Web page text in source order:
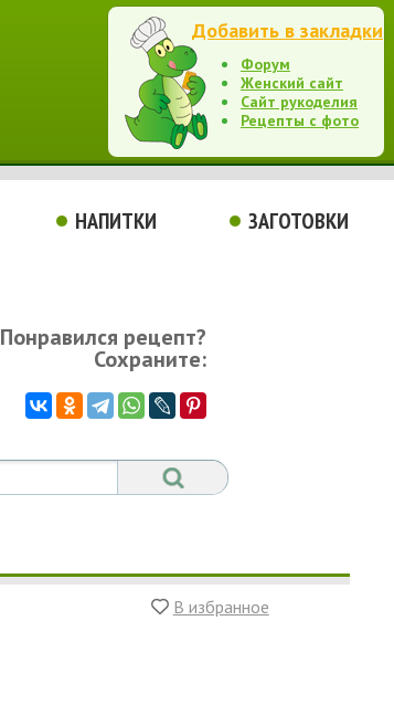
Добавить в закладки
Форум
Женский сайт
Сайт рукоделия
Рецепты с фото
НАПИТКИ ЗАГОТОВКИ
Понравился рецепт?
Сохраните:
В избранное